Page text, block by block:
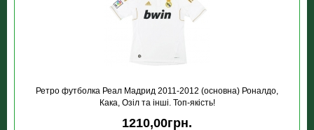
Ретро футболка Реал Мадрид 2011-2012 (основна) Роналдо,
Кака, Озіл та інші. Топ-якість!
1210,00грн.